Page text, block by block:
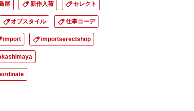
屋 新作入荷 セレクト
オブスタイル 仕事コーデ
import importserectshop